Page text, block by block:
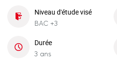
Niveau d'étude visé
BAC +3
Durée
3 ans